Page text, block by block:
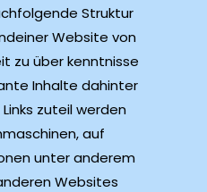
Struktur
Website von
zu über kenntnisse
Inhalte dahinter
zuteil werden
auf
unter anderem
Websites